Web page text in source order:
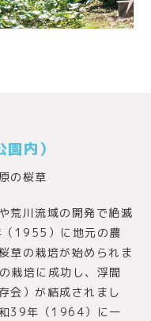
内）
の桜草
荒川流域の開発で絶滅
1955）に地元の農
草の栽培が始められま
栽培に成功し、浮間
会）が結成されまし
39年（1964）に一